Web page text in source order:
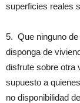
superficies reales
5. Que ninguno
disponga de
disfrute sobre otra
supuesto a
no disponibilidad